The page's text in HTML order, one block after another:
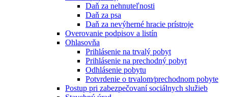
Daň za nehnuteľnosti
Daň za psa
Daň za nevýherné hracie prístroje
Overovanie podpisov a listín
Ohlasovňa
Prihlásenie na trvalý pobyt
Prihlásenie na prechodný pobyt
Odhlásenie pobytu
Potvrdenie o trvalom⁄prechodnom pobyte
Postup pri zabezpečovaní sociálnych služieb